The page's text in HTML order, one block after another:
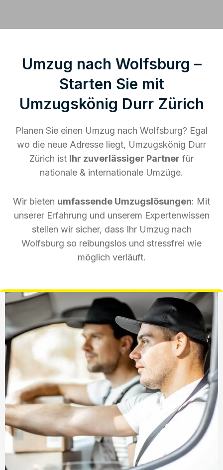
Umzug nach Wolfsburg –
Starten Sie mit
Umzugskönig Durr Zürich
Planen Sie einen Umzug nach Wolfsburg? Egal
wo die neue Adresse liegt, Umzugskönig Durr
Zürich ist Ihr zuverlässiger Partner für
nationale & internationale Umzüge.
Wir bieten umfassende Umzugslösungen: Mit
unserer Erfahrung und unserem Expertenwissen
stellen wir sicher, dass Ihr Umzug nach
Wolfsburg so reibungslos und stressfrei wie
möglich verläuft.